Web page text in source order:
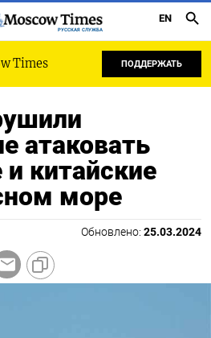
РУССКАЯ СЛУЖБА
EN
Times ПОДДЕРЖАТЬ
атаковать
и китайские
море
Обновлено: 25.03.2024